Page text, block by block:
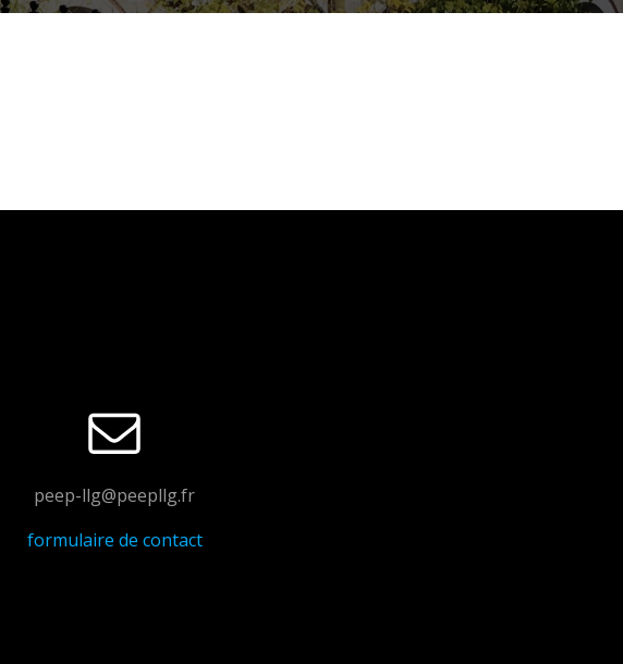
peep-llg@peepllg.fr
formulaire de contact